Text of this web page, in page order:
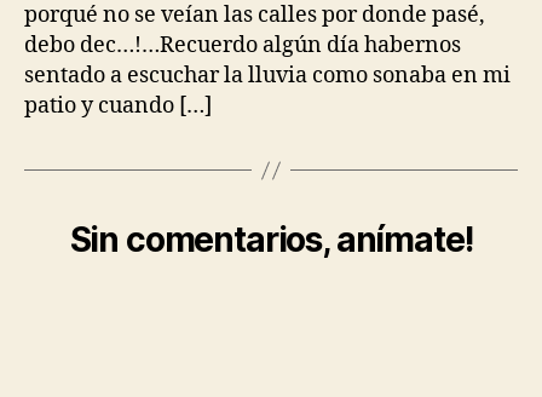
porqué no se veían las calles por donde pasé,
debo dec…!…Recuerdo algún día habernos
sentado a escuchar la lluvia como sonaba en mi
patio y cuando […]
Sin comentarios, anímate!